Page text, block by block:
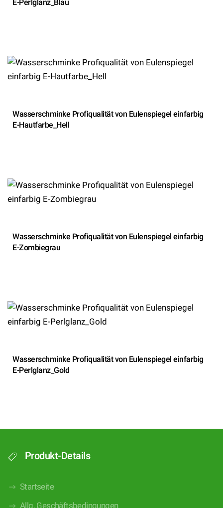
E-Perlglanz_Blau
Wasserschminke Profiqualität von Eulenspiegel einfarbig
E-Hautfarbe_Hell
Wasserschminke Profiqualität von Eulenspiegel einfarbig
E-Zombiegrau
Wasserschminke Profiqualität von Eulenspiegel einfarbig
E-Perlglanz_Gold
Produkt-Details
Startseite
Allg. Geschäftsbedingungen